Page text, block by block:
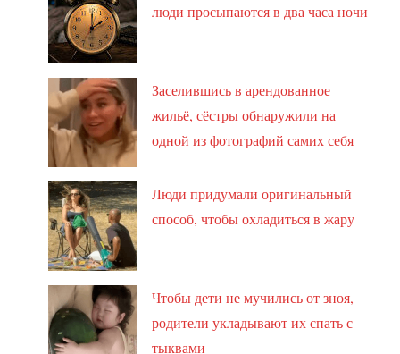
люди просыпаются в два часа ночи
Заселившись в арендованное
жильё, сёстры обнаружили на
одной из фотографий самих себя
Люди придумали оригинальный
способ, чтобы охладиться в жару
Чтобы дети не мучились от зноя,
родители укладывают их спать с
тыквами